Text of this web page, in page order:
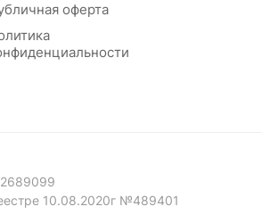
оферта
10.08.2020г №489401